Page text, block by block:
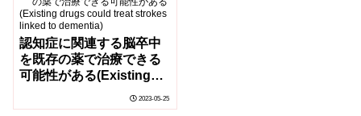
認知症に関連する脳卒中
を既存の薬で治療できる
可能性がある(Existing
strokes linked to
2023-05-25